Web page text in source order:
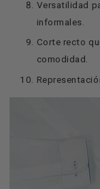
Versatilidad
informales.
Corte recto
comodidad.